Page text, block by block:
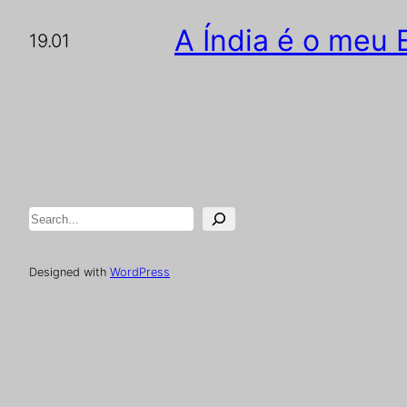
19.01 A Índia é o meu
Pesquisar
Designed with WordPress